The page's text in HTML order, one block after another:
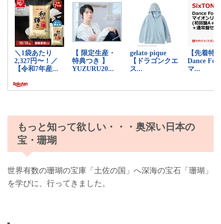
もっと知って欲しい・・・奥深い日本の
宝・珊瑚
世界有数の珊瑚の宝庫「土佐の国」へ深海の宝石「珊瑚」
を学びに、行ってきました。